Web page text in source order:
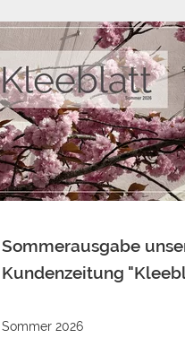
Frundsbergfest – ein
besonderes Erlebnis
Das Frundsbergfest war